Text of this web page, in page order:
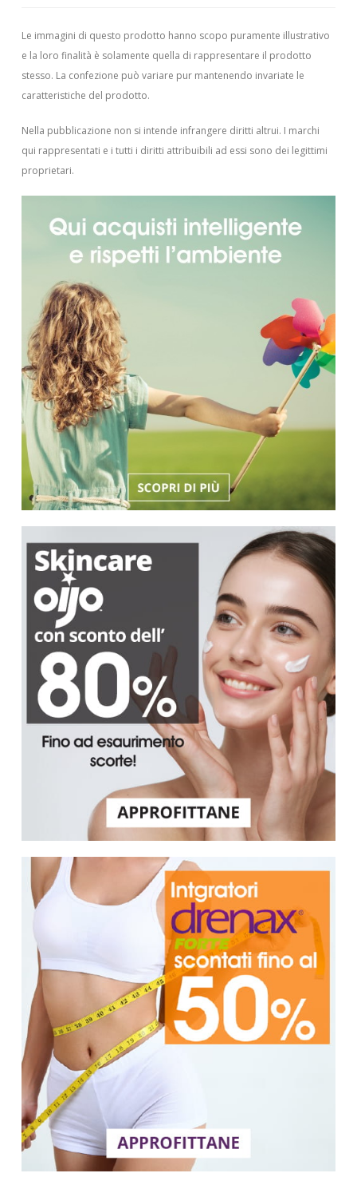
Le immagini di questo prodotto hanno scopo puramente illustrativo
e la loro finalità è solamente quella di rappresentare il prodotto
stesso. La confezione può variare pur mantenendo invariate le
caratteristiche del prodotto.
Nella pubblicazione non si intende infrangere diritti altrui. I marchi
qui rappresentati e i tutti i diritti attribuibili ad essi sono dei legittimi
proprietari.